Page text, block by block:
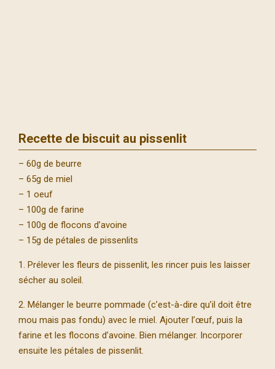
Recette de biscuit au pissenlit
– 60g de beurre
– 65g de miel
– 1 oeuf
– 100g de farine
– 100g de flocons d’avoine
– 15g de pétales de pissenlits
1. Prélever les fleurs de pissenlit, les rincer puis les laisser
sécher au soleil.
2. Mélanger le beurre pommade (c’est-à-dire qu’il doit être
mou mais pas fondu) avec le miel. Ajouter l’œuf, puis la
farine et les flocons d’avoine. Bien mélanger. Incorporer
ensuite les pétales de pissenlit.